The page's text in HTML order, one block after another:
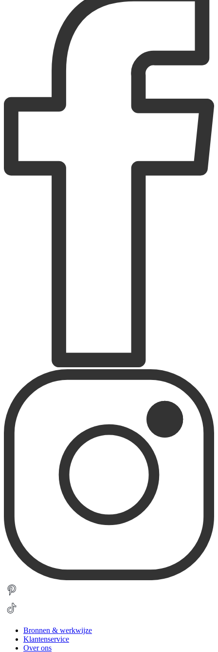
Bronnen & werkwijze
Klantenservice
Over ons